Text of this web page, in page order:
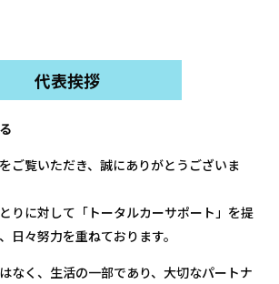
代表挨拶
ご覧いただき、誠にありがとうございま
りに対して「トータルカーサポート」を提
日々努力を重ねております。
なく、生活の一部であり、大切なパートナ